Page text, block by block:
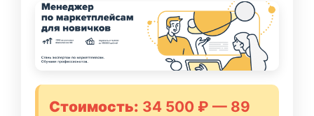
Стоимость: 34 500 ₽ — 89